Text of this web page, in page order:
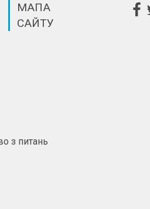
МАПА
САЙТУ
з питань